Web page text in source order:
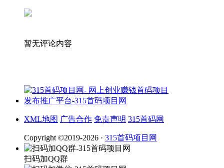
暂无评论内容
XML地图 广告合作 免责声明 315首码网
Copyright ©2019-2026 · 315首码项目网
扫码加QQ群